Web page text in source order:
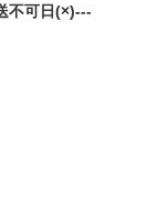
不可日(×)---